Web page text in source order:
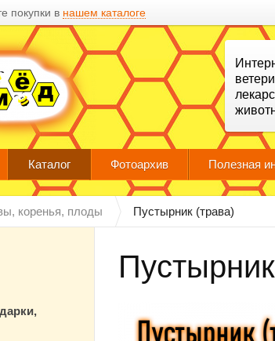
покупки в нашем каталоге
Каталог Фотоархив Полезная
коренья, плоды Пустырник (трава)